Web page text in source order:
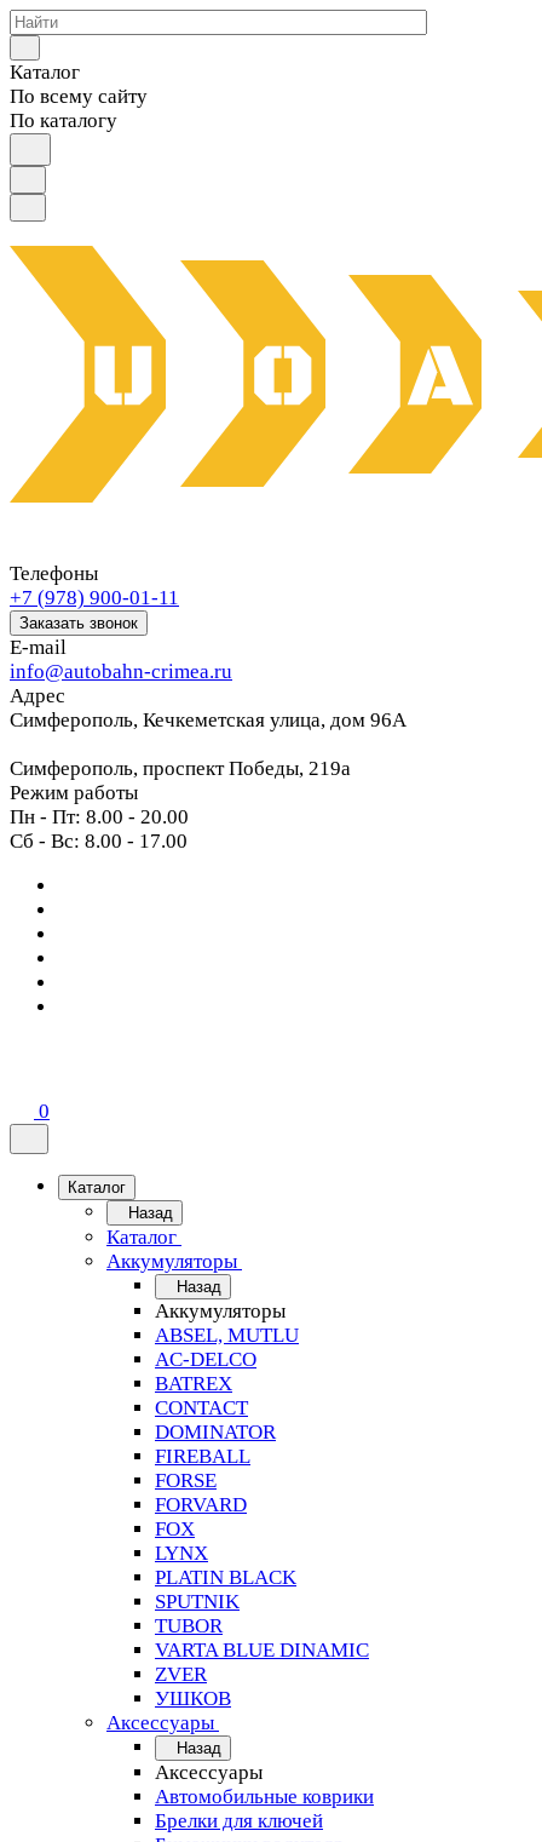
Каталог
По всему сайту
По каталогу
Телефоны
+7 (978) 900-01-11
Заказать звонок
E-mail
info@autobahn-crimea.ru
Адрес
Симферополь, Кечкеметская улица, дом 96А
Симферополь, проспект Победы, 219а
Режим работы
Пн - Пт: 8.00 - 20.00
Сб - Вс: 8.00 - 17.00
0
Каталог
Назад
Каталог
Аккумуляторы
Назад
Аккумуляторы
ABSEL, MUTLU
AC-DELCO
BATREX
CONTACT
DOMINATOR
FIREBALL
FORSE
FORVARD
FOX
LYNX
PLATIN BLACK
SPUTNIK
TUBOR
VARTA BLUE DINAMIC
ZVER
УШКОВ
Аксессуары
Назад
Аксессуары
Автомобильные коврики
Брелки для ключей